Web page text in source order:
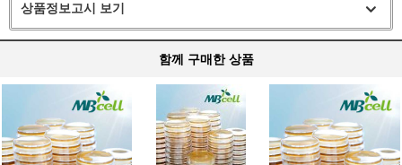
상품정보고시 보기
함께 구매한 상품